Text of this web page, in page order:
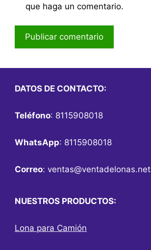
que haga un comentario.
DATOS DE CONTACTO:
Teléfono: 8115908018
WhatsApp: 8115908018
Correo: ventas@ventadelonas.net
NUESTROS PRODUCTOS:
Lona para Camión